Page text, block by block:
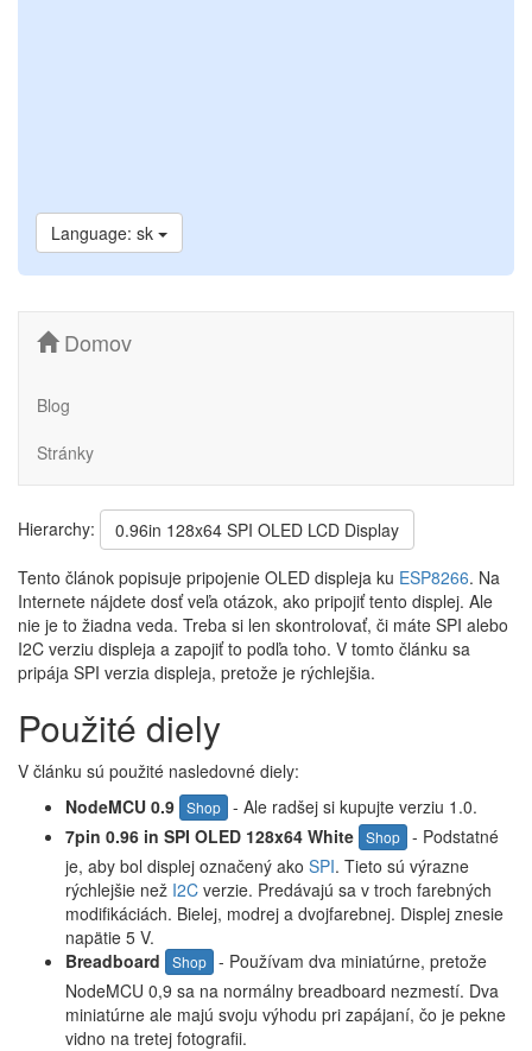
Language: sk
Domov
Blog
Stránky
Hierarchy:
0.96in 128x64 SPI OLED LCD Display
Tento článok popisuje pripojenie OLED displeja ku ESP8266. Na
Internete nájdete dosť veľa otázok, ako pripojiť tento displej. Ale
nie je to žiadna veda. Treba si len skontrolovať, či máte SPI alebo
I2C verziu displeja a zapojiť to podľa toho. V tomto článku sa
pripája SPI verzia displeja, pretože je rýchlejšia.
Použité diely
V článku sú použité nasledovné diely:
NodeMCU 0.9 Shop - Ale radšej si kupujte verziu 1.0.
7pin 0.96 in SPI OLED 128x64 White Shop - Podstatné
je, aby bol displej označený ako SPI. Tieto sú výrazne
rýchlejšie než I2C verzie. Predávajú sa v troch farebných
modifikáciách. Bielej, modrej a dvojfarebnej. Displej znesie
napätie 5 V.
Breadboard
Shop - Používam dva miniatúrne, pretože
NodeMCU 0,9 sa na normálny breadboard nezmestí. Dva
miniatúrne ale majú svoju výhodu pri zapájaní, čo je pekne
vidno na tretej fotografii.